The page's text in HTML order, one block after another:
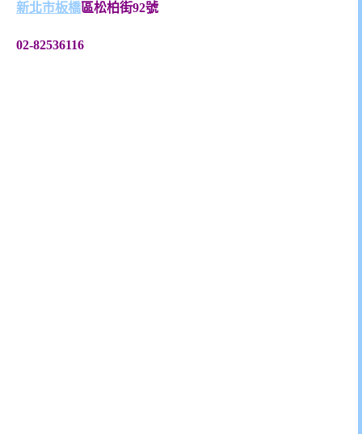
新北市板橋區松柏街92號
02-82536116